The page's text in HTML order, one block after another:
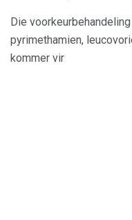
Die
pyrimethamien,
kommer vir